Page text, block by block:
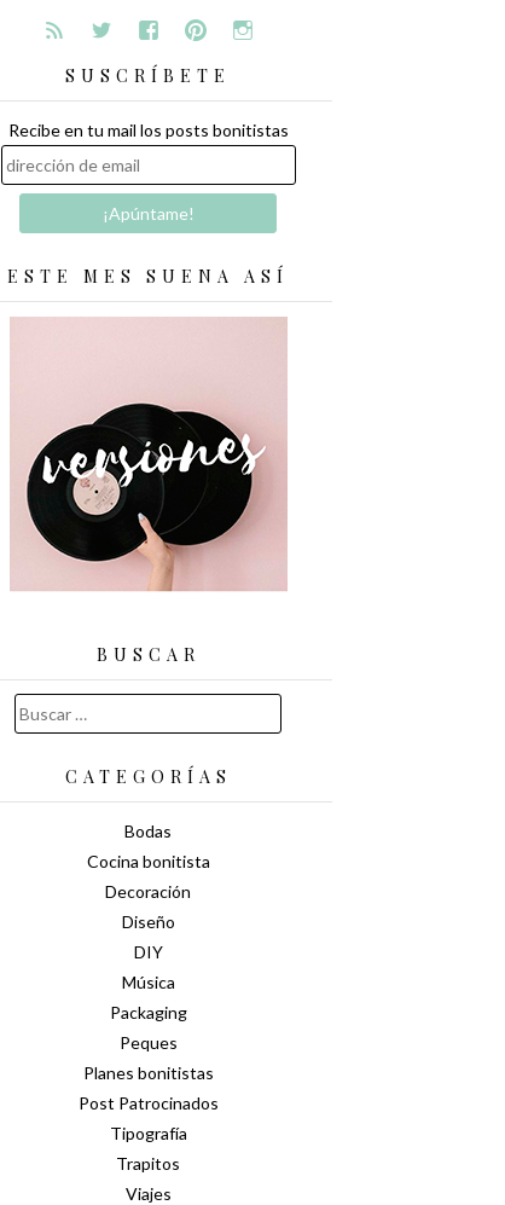
SUSCRÍBETE
Recibe en tu mail los posts bonitistas
ESTE MES SUENA ASÍ
BUSCAR
Buscar:
CATEGORÍAS
Bodas
Cocina bonitista
Decoración
Diseño
DIY
Música
Packaging
Peques
Planes bonitistas
Post Patrocinados
Tipografía
Trapitos
Viajes